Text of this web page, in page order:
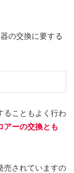
の交換に要する
ることもよく行わ
アーの交換とも
売されていますの